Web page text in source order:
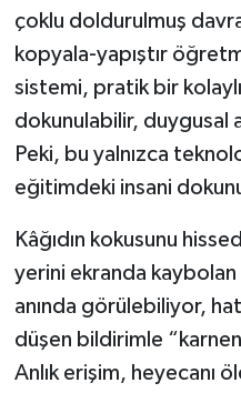
çoklu doldurulmuş
kopyala-yapıştır
sistemi, pratik bir
dokunulabilir, duygusal
Peki, bu yalnızca
eğitimdeki insani
Kâğıdın kokusunu
yerini ekranda kaybolan
anında görülebiliyor,
düşen bildirimle
Anlık erişim, heyecanı